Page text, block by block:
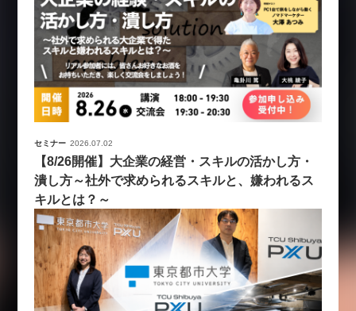
セミナー 2026.07.02
【8/26開催】大企業の経営・スキルの活かし方・
潰し方～社外で求められるスキルと、嫌われるス
キルとは？～